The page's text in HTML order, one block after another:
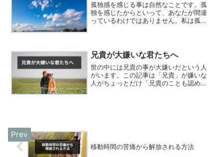
孤独感を感じる事は自然なことです。孤
独を感じたからといって、あなたが間違
っているわけではありません。私は孤独
な孤独感の打ち消し方法をお教えしまし
ょう。
兄貴が大嫌いな君たちへ
世の中には兄貴の事が大嫌いだという人
がいます。この記事は「兄貴」が嫌いな
人がちょっとだけ「兄貴のことも認める
移動時間の苦痛から解放される方法